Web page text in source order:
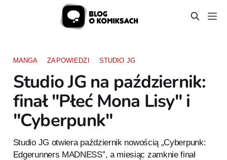
MANGA ZAPOWIEDZI STUDIO JG
Studio JG na październik:
finał "Płeć Mona Lisy" i
"Cyberpunk"
Studio JG otwiera październik nowością „Cyberpunk:
Edgerunners MADNESS”, a miesiąc zamknie finał